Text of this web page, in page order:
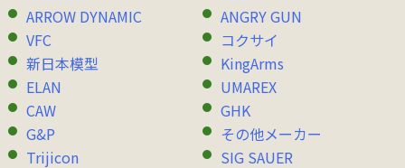
ARROW DYNAMIC
ANGRY GUN
VFC
コクサイ
新日本模型
KingArms
ELAN
UMAREX
CAW
GHK
G&P
その他メーカー
Trijicon
SIG SAUER